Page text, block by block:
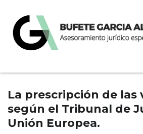
La prescripción de las
según el Tribunal de
Unión Europea.